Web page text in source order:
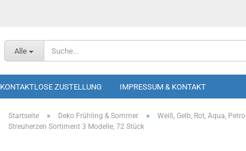
Alle
KONTAKTLOSE ZUSTELLUNG IMPRESSUM & KONTAKT
Startseite » Deko Frühling & Sommer » Weiß, Gelb, Rot, Aqua, Petrol
Streuherzen Sortiment 3 Modelle, 72 Stück